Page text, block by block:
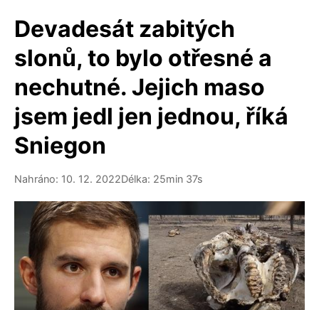
Devadesát zabitých
slonů, to bylo otřesné a
nechutné. Jejich maso
jsem jedl jen jednou, říká
Sniegon
Nahráno: 10. 12. 2022Délka: 25min 37s